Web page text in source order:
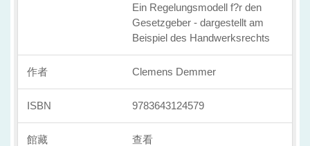
Ein Regelungsmodell f?r den
Gesetzgeber - dargestellt am
Beispiel des Handwerksrechts
Clemens Demmer
9783643124579
查看